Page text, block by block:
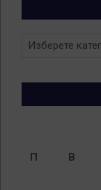
Новини
П
В